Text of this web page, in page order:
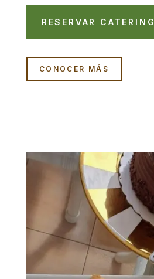
RESERVAR CATERING
CONOCER MÁS